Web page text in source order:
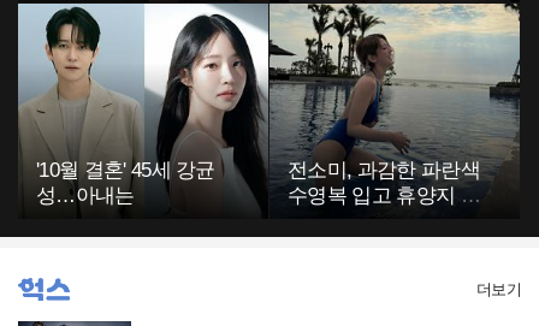
부에 깜짝
고…"
'10월 결혼' 45세 강균
성…아내는
전소미, 과감한 파란색
수영복 입고 휴양지 포
더보기